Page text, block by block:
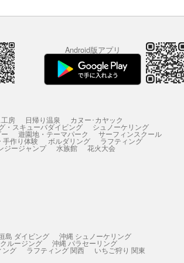
Android版アプリ
房 日帰り温泉 カヌー･カヤック
・スキューバダイビング シュノーケリング
遊園地・テーマパーク サーフィンスクール
手作り体験 ボルダリング ラフティング
ジージャンプ 水族館 花火大会
島 ダイビング 沖縄 シュノーケリング
ルージング 沖縄 パラセーリング
ング ラフティング 関西 いちご狩り 関東